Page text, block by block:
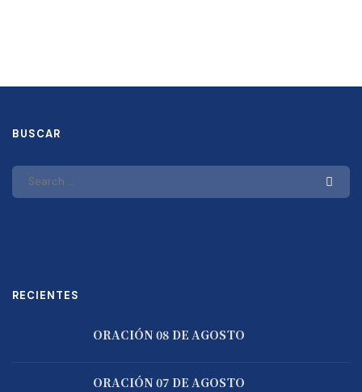
BUSCAR
RECIENTES
ORACIÓN 08 DE AGOSTO
ORACIÓN 07 DE AGOSTO